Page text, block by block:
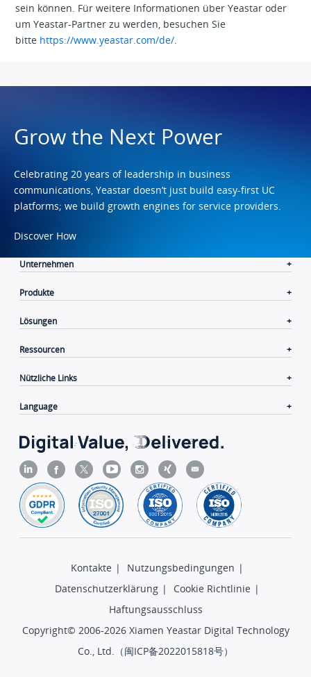
sein können. Für weitere Informationen über Yeastar oder
um Yeastar-Partner zu werden, besuchen Sie
bitte https://www.yeastar.com/de/
Grow the Next Power
Celebrating 20 years of leadership in business
communications, Yeastar doesn’t just build easy-first UC
platforms; we build growth engines for service providers.
Discover How
Unternehmen
Produkte
Lösungen
Ressourcen
Nützliche Links
Language
Kontakte | Nutzungsbedingungen |
Datenschutzerklärung | Cookie Richtlinie |
Haftungsausschluss
Copyright© 2006-2026 Xiamen Yeastar Digital Technology
Co., Ltd.（闽ICP备2022015818号）